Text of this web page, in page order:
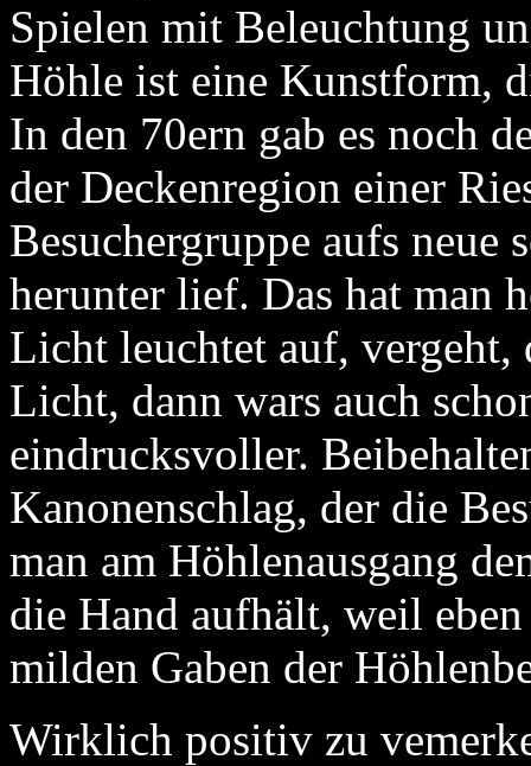
Spielen mit Beleuchtung
Höhle ist eine Kunstform,
In den 70ern gab es noch
der Deckenregion einer
Besuchergruppe aufs neue
herunter lief. Das hat man
Licht leuchtet auf, vergeht,
Licht, dann wars auch
eindrucksvoller.
Kanonenschlag, der die
man am Höhlenausgang
die Hand aufhält, weil
milden Gaben der
Wirklich positiv zu